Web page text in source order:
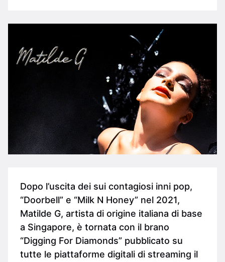
Dopo l’uscita dei sui contagiosi inni pop,
“Doorbell” e “Milk N Honey” nel 2021,
Matilde G, artista di origine italiana di base
a Singapore, è tornata con il brano
“Digging For Diamonds” pubblicato su
tutte le piattaforme digitali di streaming il